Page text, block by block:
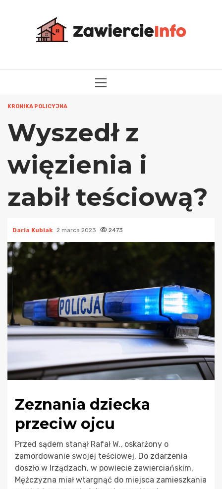
MENU
KRONIKA POLICYJNA
Wyszedł z
więzienia i
zabił teściową?
Daria Kubiak 2 marca 2023 2473
Zeznania dziecka
przeciw ojcu
Przed sądem stanął Rafał W., oskarżony o
zamordowanie swojej teściowej. Do zdarzenia
doszło w Irządzach, w powiecie zawierciańskim.
Mężczyzna miał wtargnąć do miejsca zamieszkania